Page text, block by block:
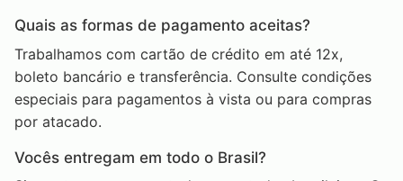
Quais as formas de pagamento aceitas?
Trabalhamos com cartão de crédito em até 12x,
boleto bancário e transferência. Consulte condições
especiais para pagamentos à vista ou para compras
por atacado.
Vocês entregam em todo o Brasil?